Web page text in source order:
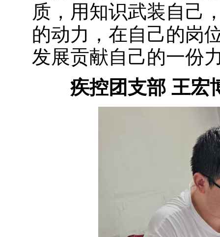
质，用知识武装自己
的动力，在自己的岗
发展贡献自己的一份
疾控团支部 王宏